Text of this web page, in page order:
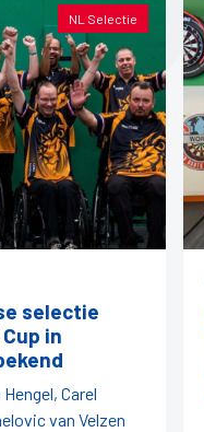
NL Selectie
selectie
in
Carel
van Velzen